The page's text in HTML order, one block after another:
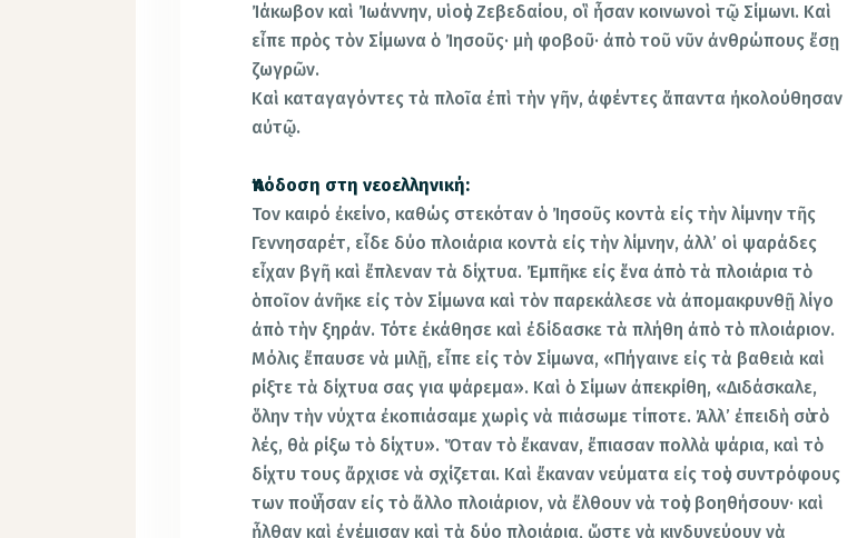
Ἰάκωβον καὶ Ἰωάννην, υἱοὺς Ζεβεδαίου, οἳ ἦσαν κοινωνοὶ τῷ Σίμωνι. Καὶ
εἶπε πρὸς τὸν Σίμωνα ὁ Ἰησοῦς· μὴ φοβοῦ· ἀπὸ τοῦ νῦν ἀνθρώπους ἔσῃ
ζωγρῶν.
Καὶ καταγαγόντες τὰ πλοῖα ἐπὶ τὴν γῆν, ἀφέντες ἅπαντα ἠκολούθησαν
αὐτῷ.
Ἀπόδοση στη νεοελληνική:
Τον καιρό ἐκείνο, καθώς στεκόταν ὁ Ἰησοῦς κοντὰ εἰς τὴν λίμνην τῆς
Γεννησαρέτ, εἶδε δύο πλοιάρια κοντὰ εἰς τὴν λίμνην, ἀλλ’ οἱ ψαράδες
εἶχαν βγῆ καὶ ἔπλεναν τὰ δίχτυα. Ἐμπῆκε εἰς ἕνα ἀπὸ τὰ πλοιάρια τὸ
ὁποῖον ἀνῆκε εἰς τὸν Σίμωνα καὶ τὸν παρεκάλεσε νὰ ἀπομακρυνθῇ λίγο
ἀπὸ τὴν ξηράν. Τότε ἐκάθησε καὶ ἐδίδασκε τὰ πλήθη ἀπὸ τὸ πλοιάριον.
Μόλις ἔπαυσε νὰ μιλῇ, εἶπε εἰς τὸν Σίμωνα, «Πήγαινε εἰς τὰ βαθειὰ καὶ
ρίξτε τὰ δίχτυα σας για ψάρεμα». Καὶ ὁ Σίμων ἀπεκρίθη, «Διδάσκαλε,
ὅλην τὴν νύχτα ἐκοπιάσαμε χωρὶς νὰ πιάσωμε τίποτε. Ἀλλ’ ἐπειδὴ σὺ τὸ
λές, θὰ ρίξω τὸ δίχτυ». Ὅταν τὸ ἔκαναν, ἔπιασαν πολλὰ ψάρια, καὶ τὸ
δίχτυ τους ἄρχισε νὰ σχίζεται. Καὶ ἔκαναν νεύματα εἰς τοὺς συντρόφους
των ποὺ ἦσαν εἰς τὸ ἄλλο πλοιάριον, νὰ ἔλθουν νὰ τοὺς βοηθήσουν· καὶ
ἦλθαν καὶ ἐγέμισαν καὶ τὰ δύο πλοιάρια, ὥστε νὰ κινδυνεύουν νὰ